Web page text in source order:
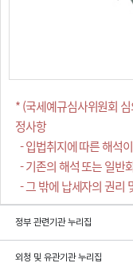
* (국세예규심사위원회
정사항
- 입법취지에 따른 해석
- 기존의 해석 또는 일반
- 그 밖에 납세자의 권리
정부 관련기관 누리집
외청 및 유관기관 누리집